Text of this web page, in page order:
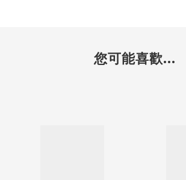
您可能喜歡...